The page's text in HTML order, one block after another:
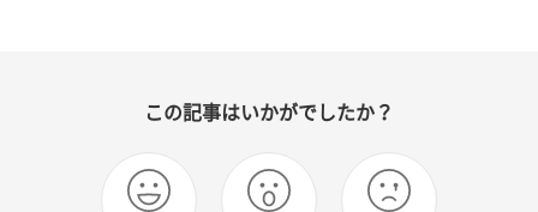
この記事はいかがでしたか？